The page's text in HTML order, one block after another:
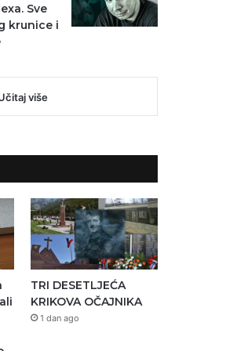
Sve
krunice i
više
TRI DESETLJEĆA
KRIKOVA OČAJNIKA
1 dan ago